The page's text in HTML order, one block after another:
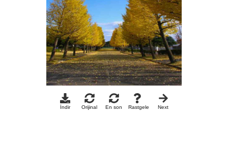
İndir Orijinal En son Rastgele Next